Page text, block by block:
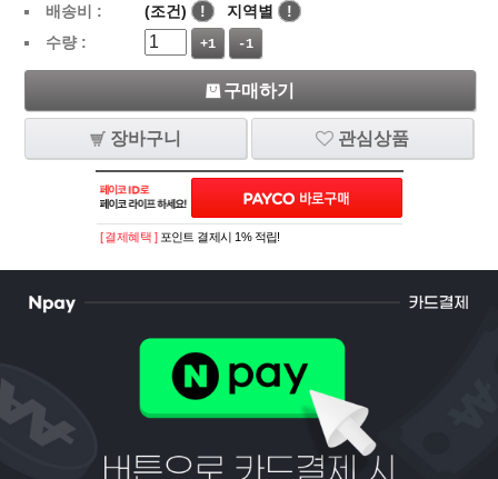
배송비 :
(조건) ! 지역별
!
수량 :
+1 -1
구매하기
장바구니 관심상품
[ 결제혜택 ] 포인트 결제시 1% 적립!